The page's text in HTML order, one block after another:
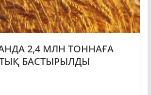
2,4 МЛН ТОННАҒА
БАСТЫРЫЛДЫ